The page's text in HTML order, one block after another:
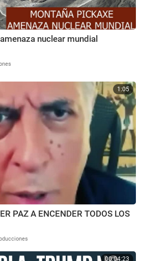
nuclear mundial
1:05
PAZ A ENCENDER TODOS LOS
00:04:23